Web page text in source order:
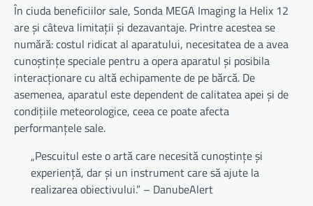
În ciuda beneficiilor sale, Sonda MEGA Imaging la Helix 12
are și câteva limitații și dezavantaje. Printre acestea se
numără: costul ridicat al aparatului, necesitatea de a avea
cunoștințe speciale pentru a opera aparatul și posibila
interacționare cu altă echipamente de pe bărcă. De
asemenea, aparatul este dependent de calitatea apei și de
condițiile meteorologice, ceea ce poate afecta
performanțele sale.
„Pescuitul este o artă care necesită cunoștințe și
experiență, dar și un instrument care să ajute la
realizarea obiectivului.” – DanubeAlert